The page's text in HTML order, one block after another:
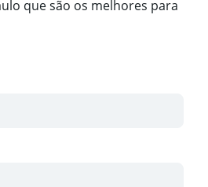
que são os melhores para